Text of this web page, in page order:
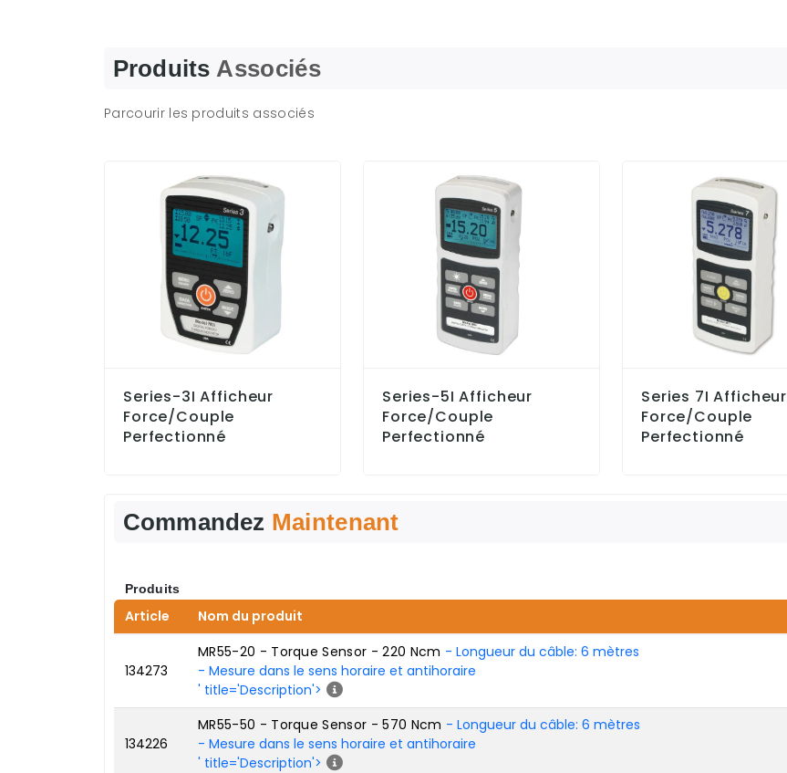
ProduitsAssociés
Parcourir les produits associés
Series-3I Afficheur
Force/couple
Perfectionné
Series-5I Afficheur
Force/couple
Perfectionné
Series 7I Afficheur
Force/couple
Perfectionné
Commandez Maintenant
Produits
Article Nom du produit
134273
MR55-20 - Torque Sensor - 220 Ncm - Longueur du câble: 6 mètres
- Mesure dans le sens horaire et antihoraire
' title='Description'>
134226
MR55-50 - Torque Sensor - 570 Ncm - Longueur du câble: 6 mètres
- Mesure dans le sens horaire et antihoraire
' title='Description'>